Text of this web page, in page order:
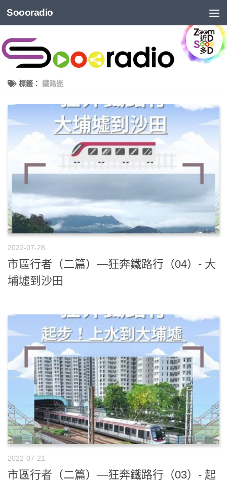
Soooradio
標籤： 鐵路迷
2022-07-28
市區行者（二篇）—狂奔鐵路行（04）- 大
埔墟到沙田
2022-07-21
市區行者（二篇）—狂奔鐵路行（03）- 起